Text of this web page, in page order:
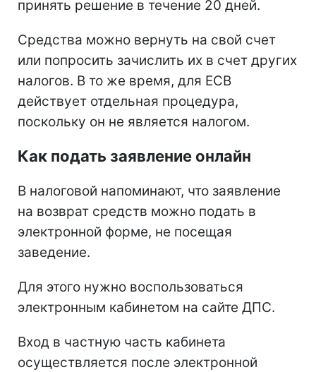
принять решение в течение 20 дней.
Средства можно вернуть на свой счет
или попросить зачислить их в счет других
налогов. В то же время, для ЕСВ
действует отдельная процедура,
поскольку он не является налогом.
Как подать заявление онлайн
В налоговой напоминают, что заявление
на возврат средств можно подать в
электронной форме, не посещая
заведение.
Для этого нужно воспользоваться
электронным кабинетом на сайте ДПС.
Вход в частную часть кабинета
осуществляется после электронной